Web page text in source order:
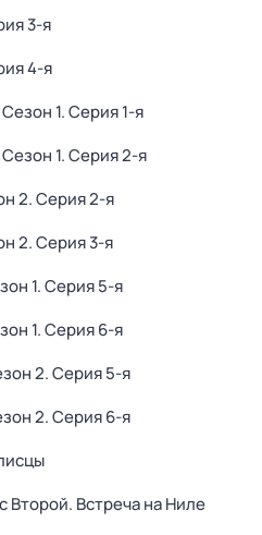
3-я
4-я
Сезон 1. Серия 1-я
Сезон 1. Серия 2-я
2. Серия 2-я
2. Серия 3-я
1. Серия 5-я
1. Серия 6-я
2. Серия 5-я
2. Серия 6-я
Встреча на Ниле